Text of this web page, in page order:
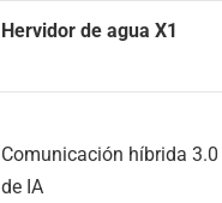
Hervidor de agua X1
Comunicación híbrida
de IA